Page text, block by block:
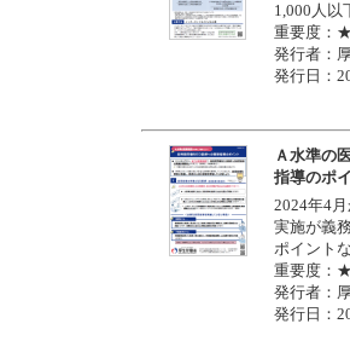
1,000人以
重要度
発行者：
発行日：
Ａ水準の
指導のポ
2024年4
実施が義
ポイント
重要度
発行者：
発行日：